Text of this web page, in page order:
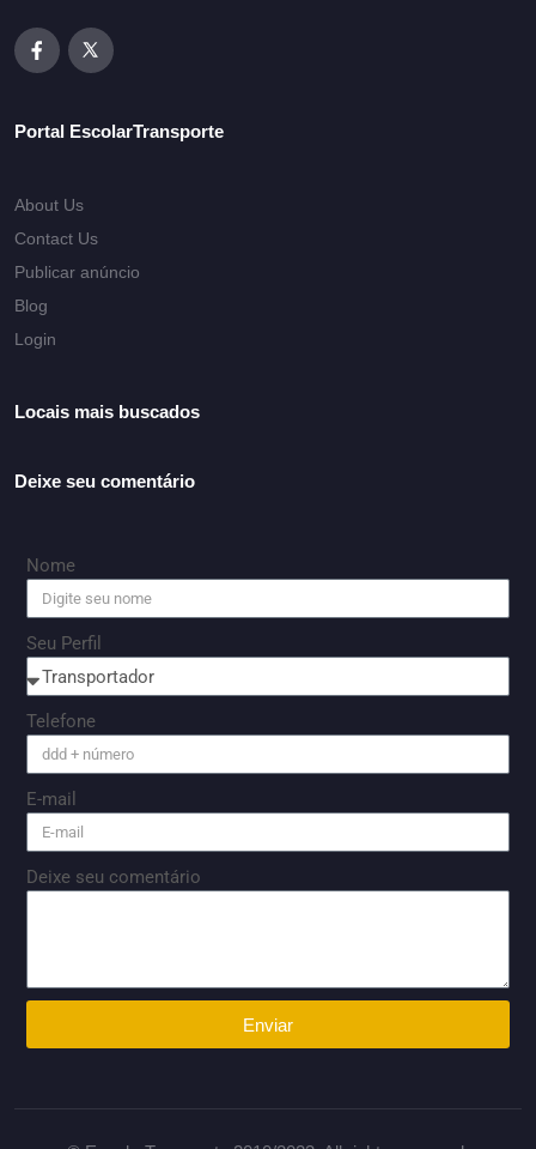
Portal EscolarTransporte
About Us
Contact Us
Publicar anúncio
Blog
Login
Locais mais buscados
Deixe seu comentário
Nome
Seu Perfil
Telefone
E-mail
Deixe seu comentário
Enviar